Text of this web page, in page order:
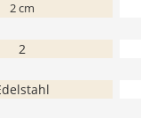
2 cm
2